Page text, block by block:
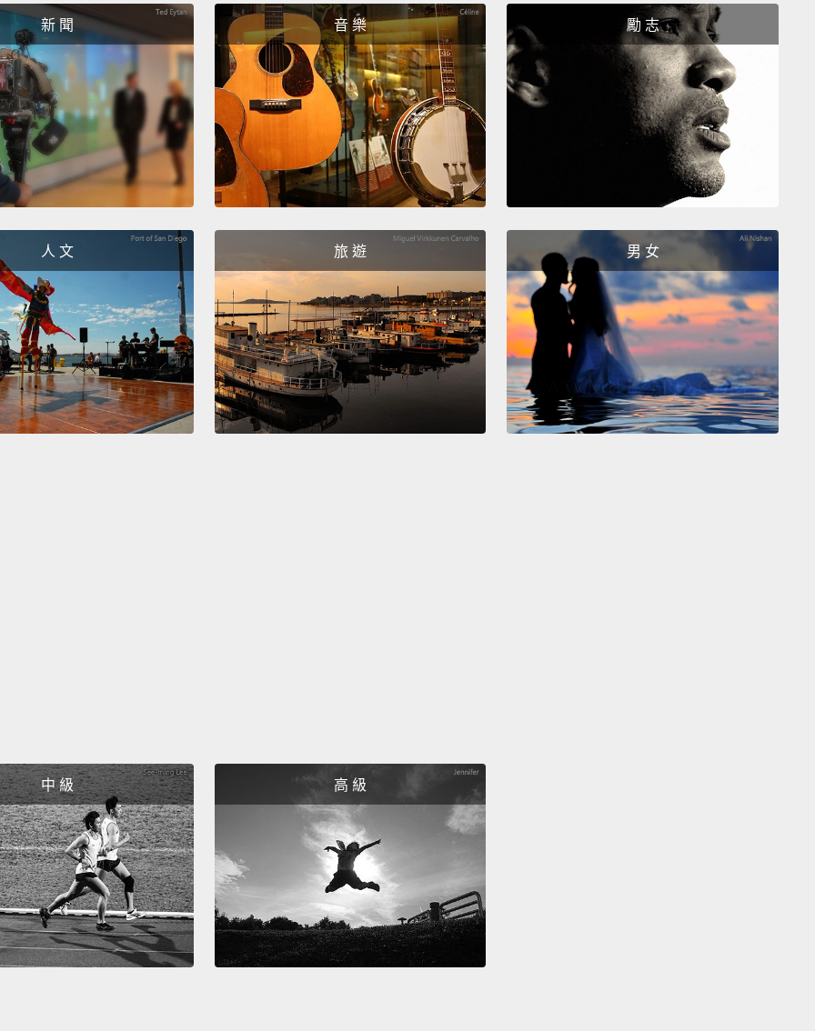
我會贏。
I think, um, Justine is gonna lose.
我覺得，嗯，賈絲汀會輸。
Because I haven't been doing this in the most hygienic
fashion,
I haven't been washing my shirt every single
day... It is getting a little bit uncomfortable.
服... 這開始讓人有點不舒服了。
I use deodorant, so B.O. hasn't been that big of an issue.
But it is something I'm worried about.
我用體香劑，所以體味不是那麼嚴重的問題。但那是件我滿擔
心的事情。
You can ask any of your Asian friends, but we don't really
男人可以每天穿一樣去上班－－沒有人真的注意到或在意。但
對女人就有不同期待。
I feel like women are expected to spend more time on
what they're wearing and on their makeup and on their
hair.
It's Day 5, and I am totally sick of this outfit.
looked at what I have, and it was stinky and gross.
didn't wanna put it on.
新 聞 音 樂 勵 志
人 文 旅 遊 男 女
中 級 高 級